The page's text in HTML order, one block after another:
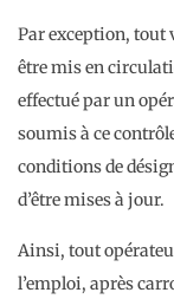
Par exception, tout
être mis en
effectué par un
soumis à ce
conditions de
d’être mises à jour.
Ainsi, tout
l’emploi, après